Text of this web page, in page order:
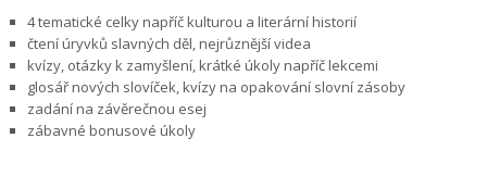
4 tematické celky napříč kulturou a literární historií
čtení úryvků slavných děl, nejrůznější videa
kvízy, otázky k zamyšlení, krátké úkoly napříč lekcemi
glosář nových slovíček, kvízy na opakování slovní zásoby
zadání na závěrečnou esej
zábavné bonusové úkoly